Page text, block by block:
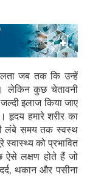
जब तक कि उन्हें
लेकिन कुछ चेतावनी
इलाज किया जाए
हृदय हमारे शरीर का
लंबे समय तक स्वस्थ
को प्रभावित
ऐसे लक्षण होते हैं जो
थकान और पसीना